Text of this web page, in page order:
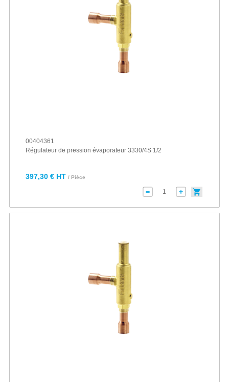
00404361
Régulateur de pression évaporateur 3330/4S 1/2
397,30 € HT / Pièce